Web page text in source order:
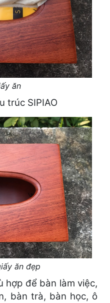
ăn
trúc SIPIAO
ăn đẹp
hợp để bàn làm việc,
bàn trà, bàn học, ô